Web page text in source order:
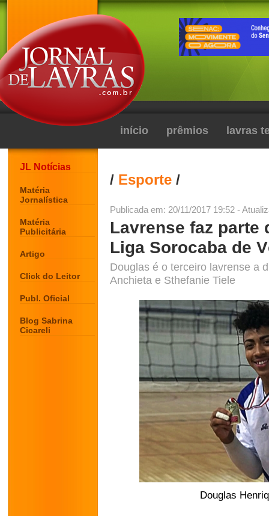
início prêmios lavras
JL Notícias
Matéria
Jornalística
Matéria
Publicitária
Artigo
Click do Leitor
Publ. Oficial
Blog Sabrina
Cicareli
/ Esporte /
Publicada em: 20/11/2017 19:52 -
Lavrense faz parte
Liga Sorocaba de
Douglas é o terceiro lavrense a
Anchieta e Sthefanie Tiele
Douglas